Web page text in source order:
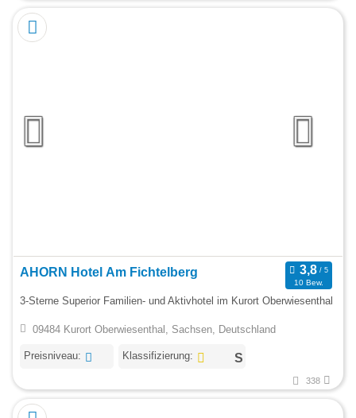
AHORN Hotel Am Fichtelberg
10 Bew.
3-Sterne Superior Familien- und Aktivhotel im Kurort Oberwiesenthal
09484 Kurort Oberwiesenthal, Sachsen, Deutschland
Preisniveau: Klassifizierung:
338